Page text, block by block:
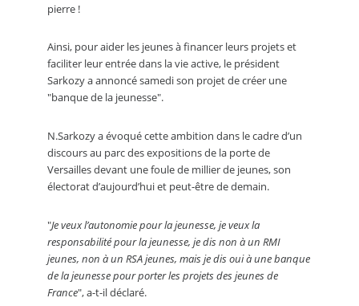
pierre !
Ainsi, pour aider les jeunes à financer leurs projets et
faciliter leur entrée dans la vie active, le président
Sarkozy a annoncé samedi son projet de créer une
"banque de la jeunesse".
N.Sarkozy a évoqué cette ambition dans le cadre d’un
discours au parc des expositions de la porte de
Versailles devant une foule de millier de jeunes, son
électorat d’aujourd’hui et peut-être de demain.
"Je veux l’autonomie pour la jeunesse, je veux la
responsabilité pour la jeunesse, je dis non à un RMI
jeunes, non à un RSA jeunes, mais je dis oui à une banque
de la jeunesse pour porter les projets des jeunes de
France", a-t-il déclaré.